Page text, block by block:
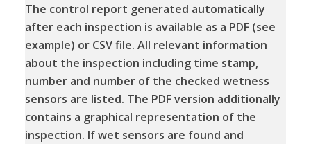
The control report generated automatically
after each inspection is available as a PDF (see
example) or CSV file. All relevant information
about the inspection including time stamp,
number and number of the checked wetness
sensors are listed. The PDF version additionally
contains a graphical representation of the
inspection. If wet sensors are found and